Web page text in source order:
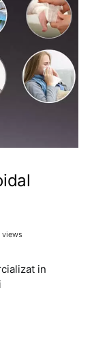
in